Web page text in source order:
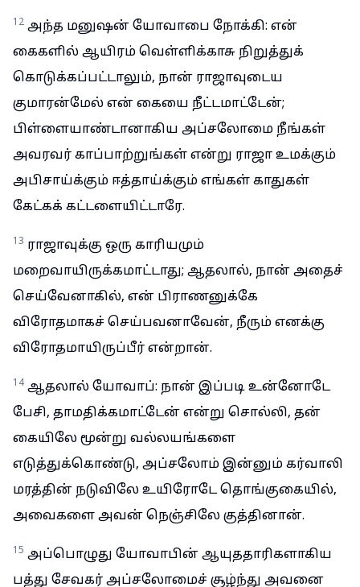
12 அந்த மனுஷன் யோவாபை நோக்கி: என்
கைகளில் ஆயிரம் வெள்ளிக்காசு நிறுத்துக்
கொடுக்கப்பட்டாலும், நான் ராஜாவுடைய
குமாரன்மேல் என் கையை நீட்டமாட்டேன்;
பிள்ளையாண்டானாகிய அப்சலோமை நீங்கள்
அவரவர் காப்பாற்றுங்கள் என்று ராஜா உமக்கும்
அபிசாய்க்கும் ஈத்தாய்க்கும் எங்கள் காதுகள்
கேட்கக் கட்டளையிட்டாரே.
13 ராஜாவுக்கு ஒரு காரியமும்
மறைவாயிருக்கமாட்டாது; ஆதலால், நான் அதைச்
செய்வேனாகில், என் பிராணனுக்கே
விரோதமாகச் செய்பவனாவேன், நீரும் எனக்கு
விரோதமாயிருப்பீர் என்றான்.
14 ஆதலால் யோவாப்: நான் இப்படி உன்னோடே
பேசி, தாமதிக்கமாட்டேன் என்று சொல்லி, தன்
கையிலே மூன்று வல்லயங்களை
எடுத்துக்கொண்டு, அப்சலோம் இன்னும் கர்வாலி
மரத்தின் நடுவிலே உயிரோடே தொங்குகையில்,
அவைகளை அவன் நெஞ்சிலே குத்தினான்.
15 அப்பொழுது யோவாபின் ஆயுததாரிகளாகிய
பத்து சேவகர் அப்சலோமைச் சூழ்ந்து அவனை